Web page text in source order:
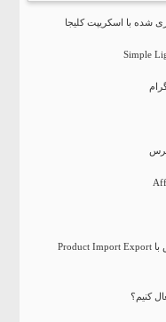
شده با اسکریپت کلیجا
درون‌ریزی و برون‌بری محصولات در ووکامرس با Product Import Export